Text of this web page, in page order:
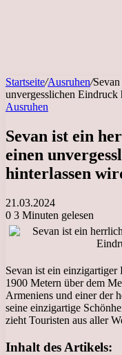
Startseite/Ausruhen/
unvergesslichen Eindruck
Ausruhen
Sevan ist ein
einen
hinterlassen
21.03.2024
0 3 Minuten gelesen
Sevan ist ein einzigartiger
1900 Metern über dem
Armeniens und einer der
seine einzigartige
zieht Touristen aus aller
Inhalt des Artikels: